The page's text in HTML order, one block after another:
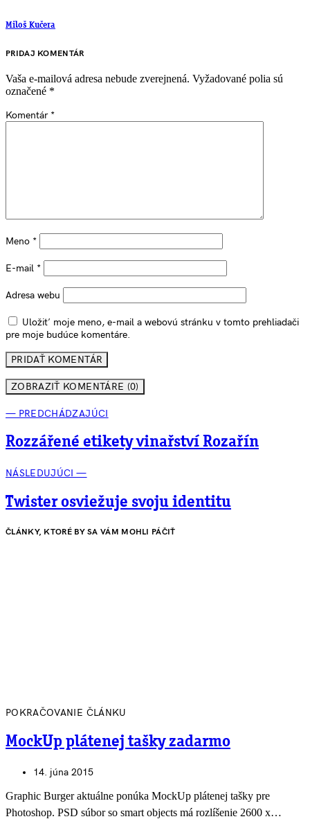
Miloš Kučera
PRIDAJ KOMENTÁR
Vaša e-mailová adresa nebude zverejnená. Vyžadované polia sú
označené *
Komentár *
Meno *
E-mail *
Adresa webu
Uložiť moje meno, e-mail a webovú stránku v tomto prehliadači
pre moje budúce komentáre.
ZOBRAZIŤ KOMENTÁRE (0)
— PREDCHÁDZAJÚCI
Rozzářené etikety vinařství Rozařín
NÁSLEDUJÚCI —
Twister osviežuje svoju identitu
ČLÁNKY, KTORÉ BY SA VÁM MOHLI PÁČIŤ
POKRAČOVANIE ČLÁNKU
MockUp plátenej tašky zadarmo
14. júna 2015
Graphic Burger aktuálne ponúka MockUp plátenej tašky pre
Photoshop. PSD súbor so smart objects má rozlíšenie 2600 x…